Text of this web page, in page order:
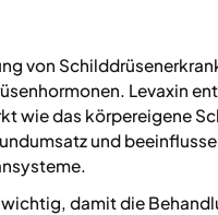
von
Levaxin
wie das körpereigene
und
damit die